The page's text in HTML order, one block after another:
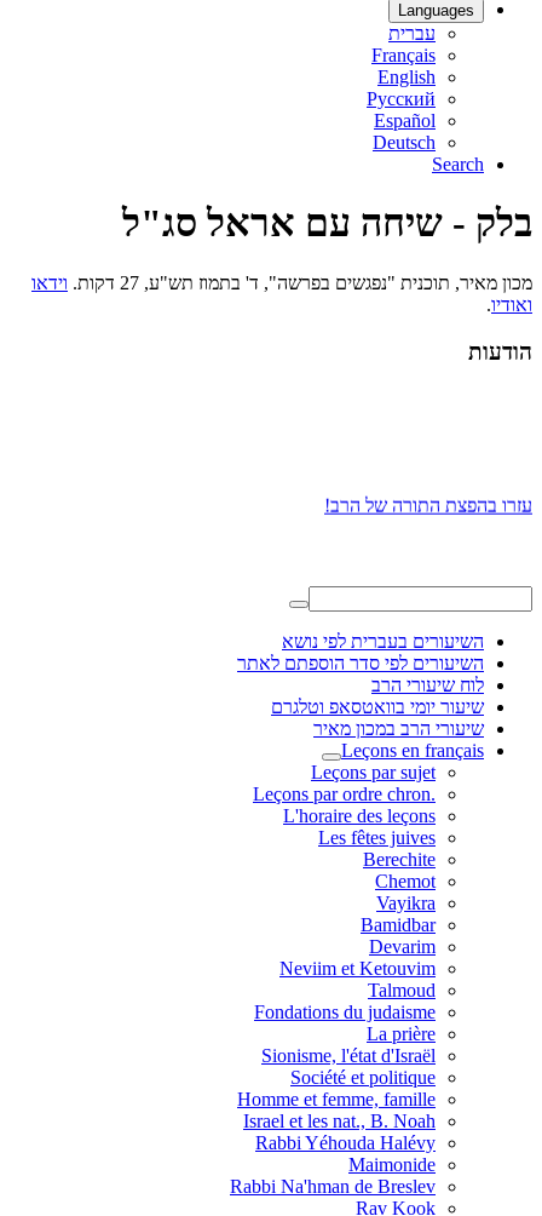
Languages
עברית
Français
English
Русский
Español
Deutsch
Search
בלק - שיחה עם אראל סג"ל
מכון מאיר, תוכנית "נפגשים בפרשה", ד' בתמוז תש"ע, 27 דקות.
וידאו
ואודיו.
הודעות
עזרו בהפצת התורה של הרב!
השיעורים בעברית לפי נושא
השיעורים לפי סדר הוספתם לאתר
לוח שיעורי הרב
שיעור יומי בוואטסאפ וטלגרם
שיעורי הרב במכון מאיר
Leçons en français
Leçons par sujet
.Leçons par ordre chron
L'horaire des leçons
Les fêtes juives
Berechite
Chemot
Vayikra
Bamidbar
Devarim
Neviim et Ketouvim
Talmoud
Fondations du judaisme
La prière
Sionisme, l'état d'Israël
Société et politique
Homme et femme, famille
Israel et les nat., B. Noah
Rabbi Yéhouda Halévy
Maimonide
Rabbi Na'hman de Breslev
Rav Kook